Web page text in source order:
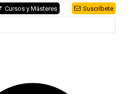
Suscríbete
Cursos y Másteres